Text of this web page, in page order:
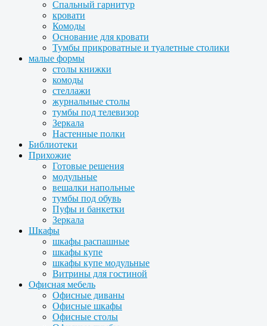
Спальный гарнитур
кровати
Комоды
Основание для кровати
Тумбы прикроватные и туалетные столики
малые формы
столы книжки
комоды
стеллажи
журнальные столы
тумбы под телевизор
Зеркала
Настенные полки
Библиотеки
Прихожие
Готовые решения
модульные
вешалки напольные
тумбы под обувь
Пуфы и банкетки
Зеркала
Шкафы
шкафы распашные
шкафы купе
шкафы купе модульные
Витрины для гостиной
Офисная мебель
Офисные диваны
Офисные шкафы
Офисные столы